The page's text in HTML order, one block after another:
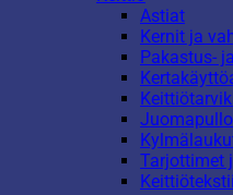
Astiat
Kernit ja
Pakastus-
Tarjottimet